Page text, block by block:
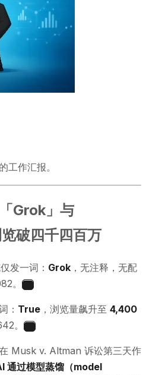
工作汇报。
Grok」与
破四千四百万
发一词： Grok ，无注释，无配
。
： True ，浏览量飙升至 4,400
。
Musk v. Altman 诉讼第三天作
通过模型蒸馏（model